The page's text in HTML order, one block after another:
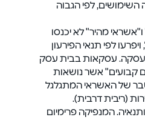
או 3% מגובה השימושים, לפי הגבוה
מהיר" לא יכנסו
לפי תנאי הפירעון
עסקאות בבית עסק
קבועים" אשר נושאות
של האשראי המתגלגל
(ריבית דרבית).
המנפיקה פרימיום